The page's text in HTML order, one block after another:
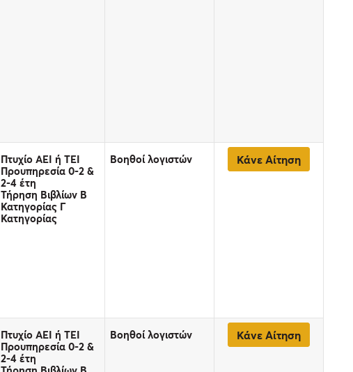
Πτυχίο ΑΕΙ ή ΤΕΙ
Προυπηρεσία 0-2 &
2-4 έτη
Τήρηση Βιβλίων B
Κατηγορίας Γ
Κατηγορίας
Βοηθοί λογιστών Κάνε Αίτηση
Πτυχίο ΑΕΙ ή ΤΕΙ
Προυπηρεσία 0-2 &
2-4 έτη
Βοηθοί λογιστών Κάνε Αίτηση